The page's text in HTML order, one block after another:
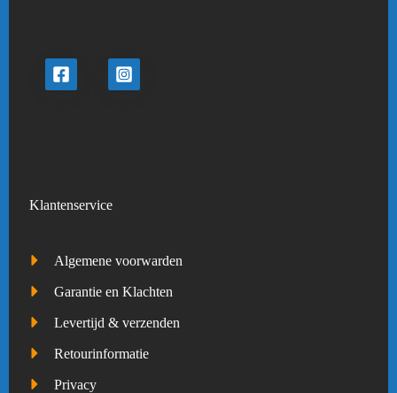
Klantenservice
Algemene voorwarden
Garantie en Klachten
Levertijd & verzenden
Retourinformatie
Privacy